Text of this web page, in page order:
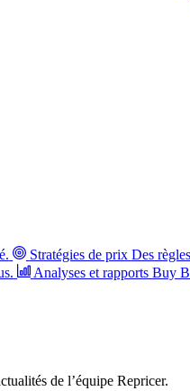
Stratégies de prix Des
Analyses et rapports Buy
de l’équipe Repricer.